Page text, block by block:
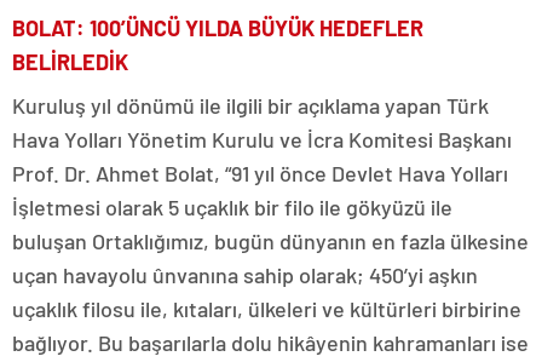
BOLAT: 100’ÜNCÜ YILDA BÜYÜK HEDEFLER
BELİRLEDİK
Kuruluş yıl dönümü ile ilgili bir açıklama yapan Türk
Hava Yolları Yönetim Kurulu ve İcra Komitesi Başkanı
Prof. Dr. Ahmet Bolat, “91 yıl önce Devlet Hava Yolları
İşletmesi olarak 5 uçaklık bir filo ile gökyüzü ile
buluşan Ortaklığımız, bugün dünyanın en fazla ülkesine
uçan havayolu ûnvanına sahip olarak; 450’yi aşkın
uçaklık filosu ile, kıtaları, ülkeleri ve kültürleri birbirine
bağlıyor. Bu başarılarla dolu hikâyenin kahramanları ise